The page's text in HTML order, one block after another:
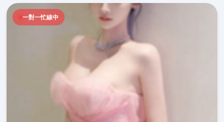
一對一忙線中